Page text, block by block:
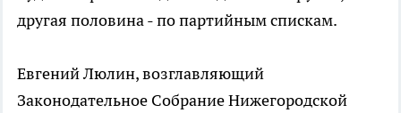
другая половина - по партийным спискам.
Евгений Люлин, возглавляющий
Законодательное Собрание Нижегородской